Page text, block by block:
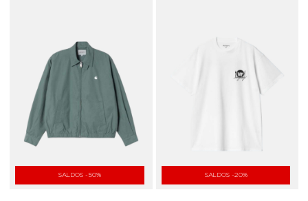
SALDOS -50% SALDOS -20%